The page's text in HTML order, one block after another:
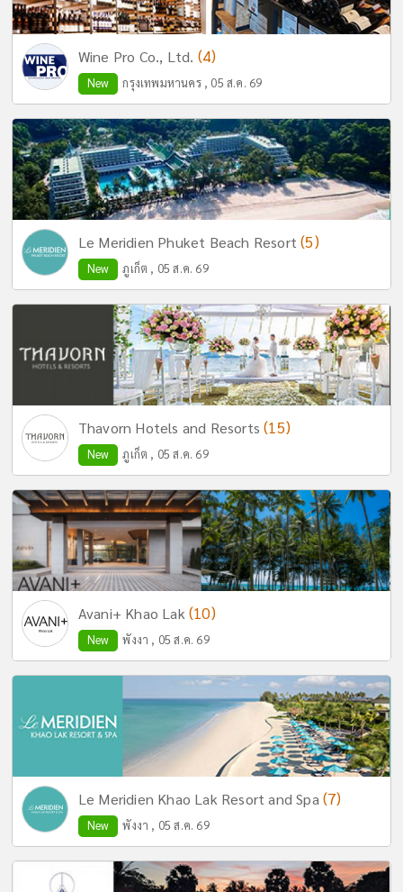
Wine Pro Co., Ltd. (4)
New กรุงเทพมหานคร , 05 ส.ค. 69
Le Meridien Phuket Beach Resort(5)
New ภูเก็ต , 05 ส.ค. 69
Thavorn Hotels and Resorts(15)
New ภูเก็ต , 05 ส.ค. 69
Avani+ Khao Lak (10)
New พังงา , 05 ส.ค. 69
Le Meridien Khao Lak Resort and Spa (7)
New พังงา , 05 ส.ค. 69